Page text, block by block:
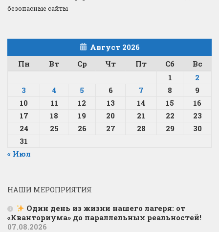
безопасные сайты
Август 2026
Пн
Вт Ср Чт Пт Сб
Вс
1
2
3
4 5 6 7 8
9
10
11 12 13 14 15
16
17
18 19 20 21 22
23
24
25 26 27 28 29
30
31
« Июл
НАШИ МЕРОПРИЯТИЯ
Один день из жизни нашего лагеря: от
«Кванториума» до параллельных реальностей!
07.08.2026